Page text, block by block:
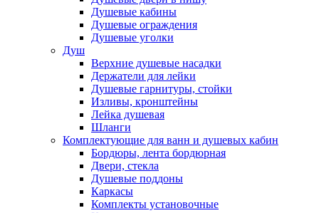
Душевые кабины
Душевые ограждения
Душевые уголки
Душ
Верхние душевые насадки
Держатели для лейки
Душевые гарнитуры, стойки
Изливы, кронштейны
Лейка душевая
Шланги
Комплектующие для ванн и душевых кабин
Бордюры, лента бордюрная
Двери, стекла
Душевые поддоны
Каркасы
Комплекты установочные